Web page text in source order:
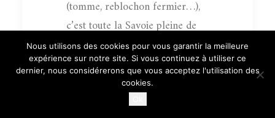
(tomme, reblochon fermier…),
c’est toute la Savoie pleine de
vie qui s’invite à notre table.
Avec un petit plus : les fleurs
des alpages, la gentiane, le
soufflé oui mais au génépi qui
Nous utilisons des cookies pour vous garantir la meilleure
expérience sur notre site. Si vous continuez à utiliser ce
dernier, nous considérerons que vous acceptez l'utilisation des
cookies.